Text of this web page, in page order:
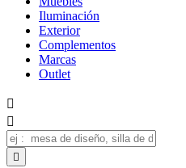
Iluminación
Exterior
Complementos
Marcas
Outlet


